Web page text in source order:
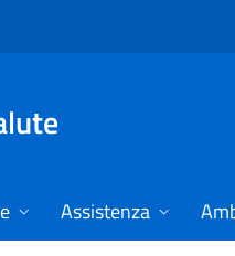
Assistenza